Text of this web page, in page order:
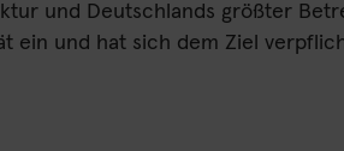
und Deutschlands größter
ein und hat sich dem Ziel